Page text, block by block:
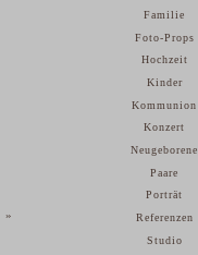
»
Familie
Foto-Props
Hochzeit
Kinder
Kommunion
Konzert
Neugeborene
Paare
Porträt
Referenzen
Studio